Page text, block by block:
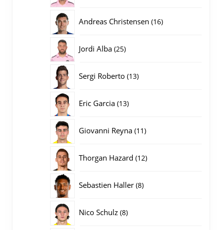
Andreas Christensen 1616
Jordi Alba 2525
Sergi Roberto 1313
Eric Garcia 1313
Giovanni Reyna 1111
Thorgan Hazard 1212
Sebastien Haller 88
Nico Schulz 88